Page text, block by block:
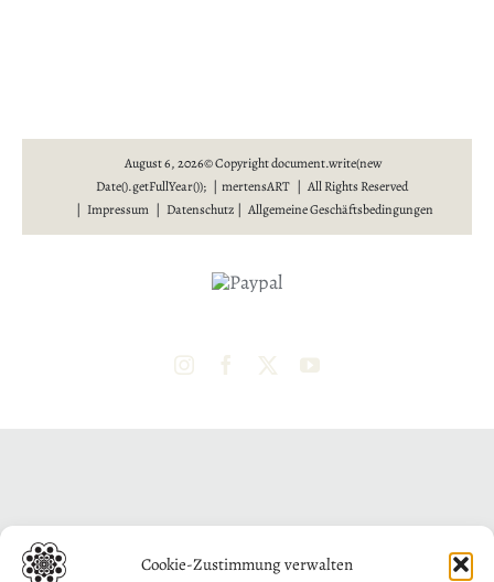
Cookie-Zustimmung verwalten
August 6, 2026© Copyright document.write(new
Date().getFullYear()); | mertensART | All Rights Reserved
| Impressum | Datenschutz | Allgemeine Geschäftsbedingungen